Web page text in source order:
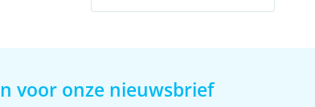
voor onze nieuwsbrief